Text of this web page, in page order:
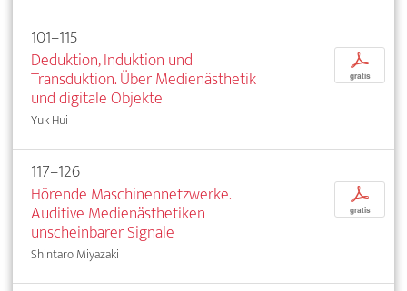
101–115
Deduktion, Induktion und
Transduktion. Über Medienästhetik
und digitale Objekte
Yuk Hui
p
gratis
117–126
Hörende Maschinennetzwerke.
Auditive Medienästhetiken
unscheinbarer Signale
Shintaro Miyazaki
p
gratis